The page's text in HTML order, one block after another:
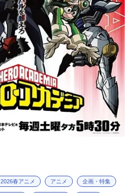
2026春アニメ アニメ 企画・特集